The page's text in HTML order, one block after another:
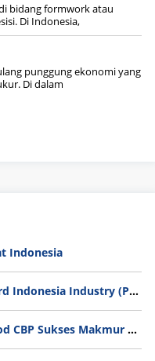
bidang formwork atau
Di Indonesia,
punggung ekonomi yang
Di dalam
Indonesia
PT Standard Indonesia Industry (PT SII)
PT Indofood CBP Sukses Makmur Tbk – Packaging Division